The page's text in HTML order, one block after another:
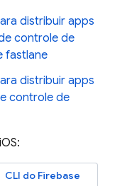
distribuir apps
controle de
fastlane
distribuir apps
controle de
CLI do Firebase